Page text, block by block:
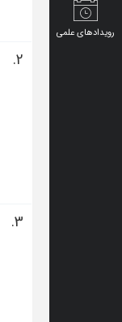
رویدادهای علمی
2.
3.